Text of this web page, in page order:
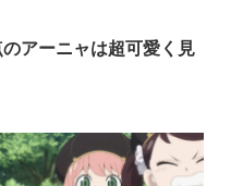
アーニャは超可愛く見